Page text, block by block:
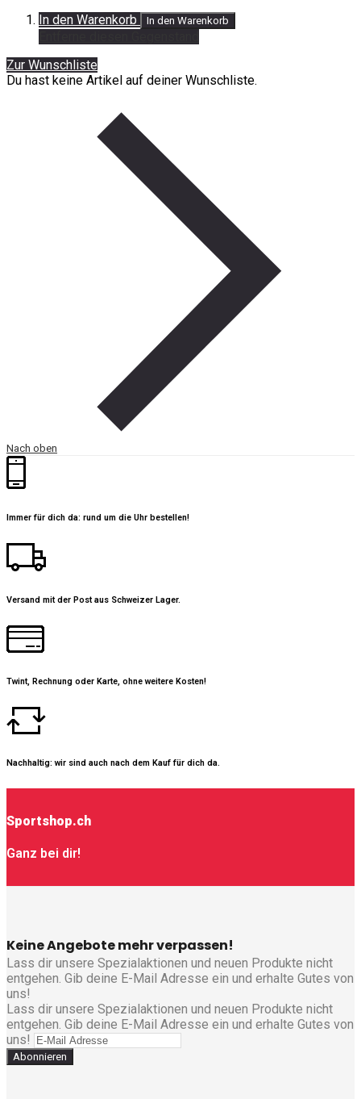
In den Warenkorb
In den Warenkorb
Zur Wunschliste
Du hast keine Artikel auf deiner Wunschliste.
Nach oben
Immer für dich da: rund um die Uhr bestellen!
Versand mit der Post aus Schweizer Lager.
Twint, Rechnung oder Karte, ohne weitere Kosten!
Nachhaltig: wir sind auch nach dem Kauf für dich da.
Sportshop.ch
Ganz bei dir!
Keine Angebote mehr verpassen!
Lass dir unsere Spezialaktionen und neuen Produkte nicht
entgehen. Gib deine E-Mail Adresse ein und erhalte Gutes von
uns!
Lass dir unsere Spezialaktionen und neuen Produkte nicht
entgehen. Gib deine E-Mail Adresse ein und erhalte Gutes von
uns!
Abonnieren